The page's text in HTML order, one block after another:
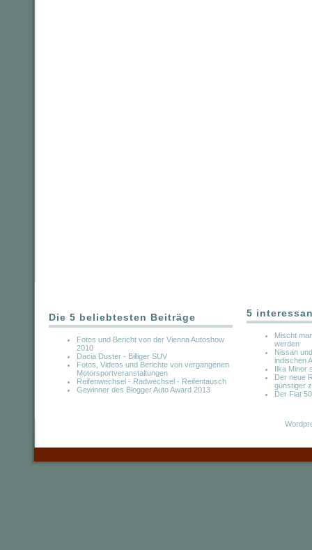
Die 5 beliebtesten Beiträge
Fotos und Bericht von der Vienna Autoshow
2010
Dacia Duster - Billiger SUV
Fotos, Videos und Berichte von vergangenen
Motorsportveranstaltungen
Reifenwechsel - Radwechsel - Reifentausch
Gewinner des Blogger Auto Award 2013
5
Mischt
werden
Nissan
indischen
Ilka Minor
Der neue
günstiger
Der Fiat